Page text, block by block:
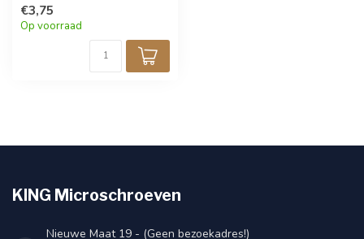
€3,75
Op voorraad
KING Microschroeven
Nieuwe Maat 19 - (Geen bezoekadres!)